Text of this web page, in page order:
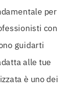
per
con
guidarti
alle tue
è uno dei